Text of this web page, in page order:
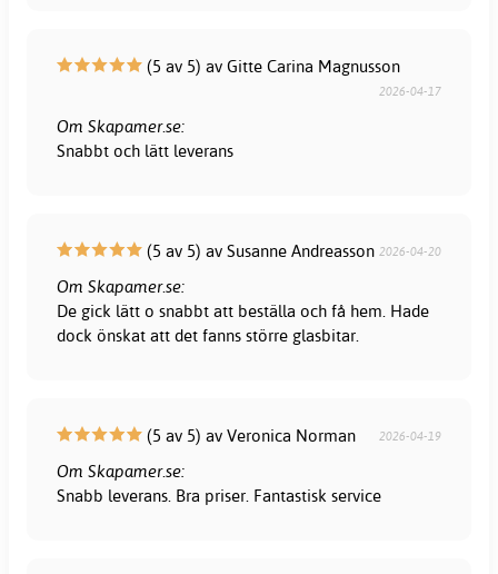
(5 av 5) av Gitte Carina Magnusson
2026-04-17
Om Skapamer.se:
Snabbt och lätt leverans
(5 av 5) av Susanne Andreasson 2026-04-20
Om Skapamer.se:
De gick lätt o snabbt att beställa och få hem. Hade
dock önskat att det fanns större glasbitar.
(5 av 5) av Veronica Norman 2026-04-19
Om Skapamer.se:
Snabb leverans. Bra priser. Fantastisk service